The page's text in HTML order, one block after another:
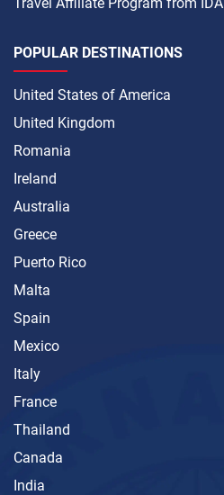
POPULAR DESTINATIONS
United States of America
United Kingdom
Romania
Ireland
Australia
Greece
Puerto Rico
Malta
Spain
Mexico
Italy
France
Thailand
Canada
India